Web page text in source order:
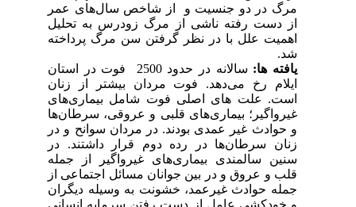
مرگ در دو جنسیت و از شاخص سال‌های عمر
از دست رفته ناشی از مرگ زودرس به تحلیل
اهمیت علل با در نظر گرفتن سن مرگ پرداخته
شد.
یافته ها:
سالانه در حدود 2500 فوت در استان
ایلام رخ می‌دهد. فوت مردان بیشتر از زنان
است. علت های اصلی فوت شامل بیماری‌های
غیرواگیر؛ بیماری‌های قلبی و عروقی، سرطان‌ها
و حوادث غیر عمدی بودند. در مردان سوانح و در
زنان سرطان‌ها در رده دوم قرار داشتند. در
سنین سالمندی بیماری‌های غیرواگیر از جمله
قلب و عروق و در بین جوانان مسائل اجتماعی از
جمله حوادث غیرعمد، خشونت به وسیله دیگران